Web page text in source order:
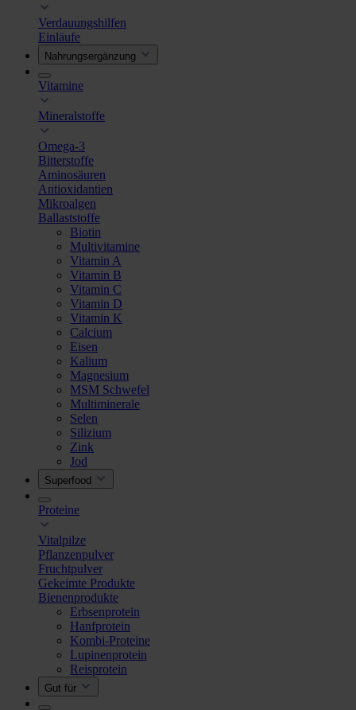
Verdauungshilfen
Einläufe
Nahrungsergänzung
Vitamine
Mineralstoffe
Omega-3
Bitterstoffe
Aminosäuren
Antioxidantien
Mikroalgen
Ballaststoffe
Biotin
Multivitamine
Vitamin A
Vitamin B
Vitamin C
Vitamin D
Vitamin K
Calcium
Eisen
Kalium
Magnesium
MSM Schwefel
Multiminerale
Selen
Silizium
Zink
Jod
Superfood
Proteine
Vitalpilze
Pflanzenpulver
Fruchtpulver
Gekeimte Produkte
Bienenprodukte
Erbsenprotein
Hanfprotein
Kombi-Proteine
Lupinenprotein
Reisprotein
Gut für